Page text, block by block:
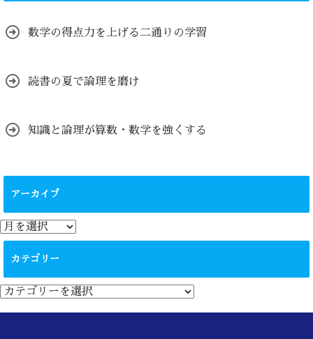
数学の得点力を上げる二通りの学習
読書の夏で論理を磨け
知識と論理が算数・数学を強くする
アーカイブ
ア
ー
カテゴリー
カ
テ
ゴ